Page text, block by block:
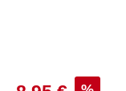
Verkaufspreis: